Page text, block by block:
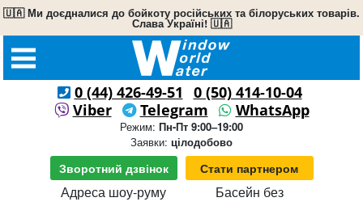
🇺🇦 Ми доєдналися до бойкоту російських та білоруських товарів.
Слава Україні! 🇺🇦
0 (44) 426-49-51
0 (50) 414-10-04
Viber
Telegram WhatsApp
Режим: Пн-Пт 9:00–19:00
Заявки: цілодобово
Зворотний дзвінок Стати партнером
Адреса шоу-руму
Басейн без